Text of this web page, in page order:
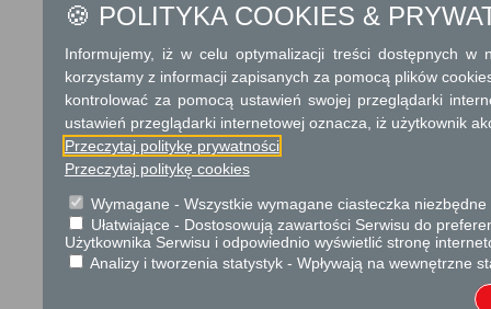
na
odpadów
odpadach.
Składa się pod
jest obowiązany do
złożenie
składanie
🍪 POLITYKA COOKIES &
Informujemy, iż w celu optymalizacji treści dostępnych w
korzystamy z informacji zapisanych za pomocą plików
kontrolować za pomocą ustawień swojej przeglądarki
ustawień przeglądarki internetowej oznacza, iż użytkownik
Przeczytaj politykę prywatności
Przeczytaj politykę cookies
Wymagane - Wszystkie wymagane ciasteczka
Ułatwiające - Dostosowują zawartości Serwisu do
Użytkownika Serwisu i odpowiednio wyświetlić stronę
Analizy i tworzenia statystyk - Wpływają na wewnętrzne